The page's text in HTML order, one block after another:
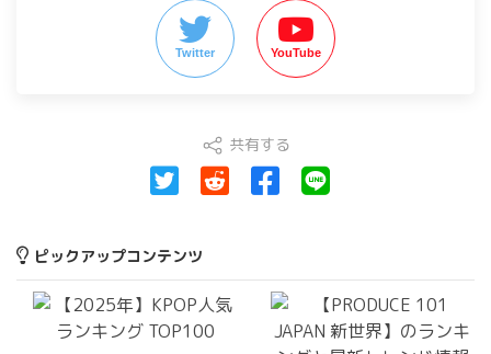
Twitter YouTube
共有する
ピックアップコンテンツ